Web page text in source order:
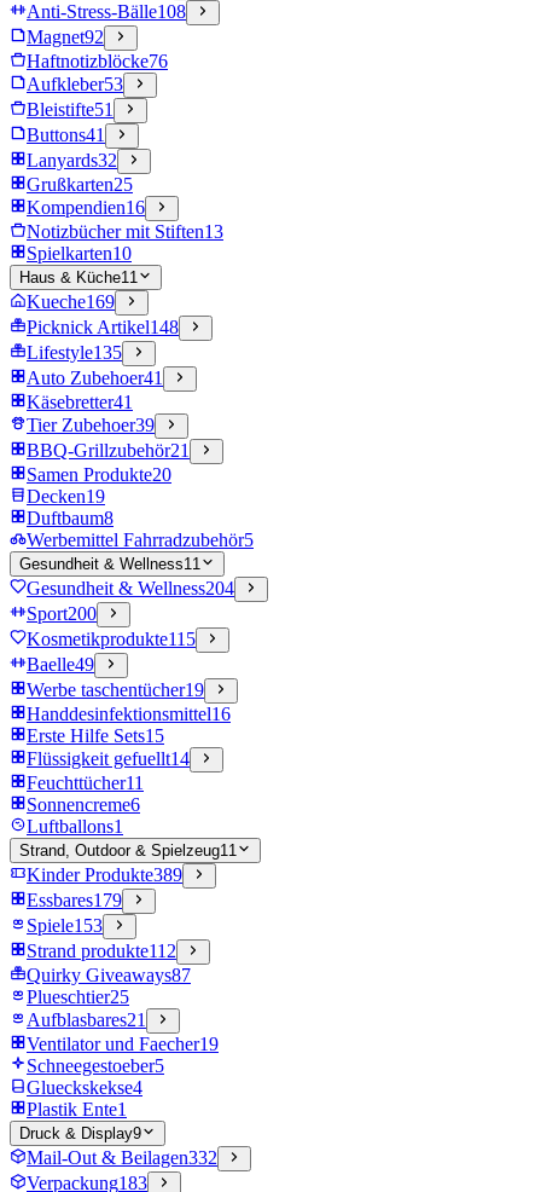
Anti-Stress-Bälle108
Magnet92
Haftnotizblöcke76
Aufkleber53
Bleistifte51
Buttons41
Lanyards32
Grußkarten25
Kompendien16
Notizbücher mit Stiften13
Spielkarten10
Haus & Küche11
Kueche169
Picknick Artikel148
Lifestyle135
Auto Zubehoer41
Käsebretter41
Tier Zubehoer39
BBQ-Grillzubehör21
Samen Produkte20
Decken19
Duftbaum8
Werbemittel Fahrradzubehör5
Gesundheit & Wellness11
Gesundheit & Wellness204
Sport200
Kosmetikprodukte115
Baelle49
Werbe taschentücher19
Handdesinfektionsmittel16
Erste Hilfe Sets15
Flüssigkeit gefuellt14
Feuchttücher11
Sonnencreme6
Luftballons1
Strand, Outdoor & Spielzeug11
Kinder Produkte389
Essbares179
Spiele153
Strand produkte112
Quirky Giveaways87
Plueschtier25
Aufblasbares21
Ventilator und Faecher19
Schneegestoeber5
Glueckskekse4
Plastik Ente1
Druck & Display9
Mail-Out & Beilagen332
Verpackung183